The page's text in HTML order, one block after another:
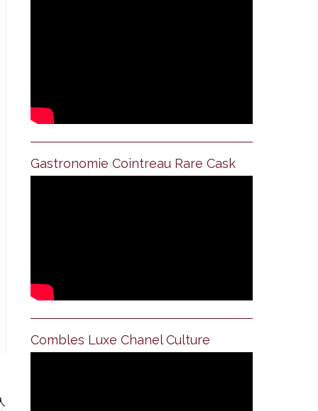
Gastronomie Cointreau Rare Cask
Combles Luxe Chanel Culture